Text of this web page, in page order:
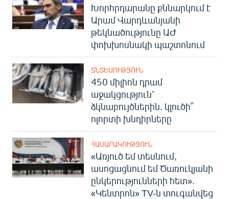
Խորհրդարանը քննարկում է
Արամ Վարդևանյանի
թեկնածությունը ԱԺ
փոխխոսնակի պաշտոնում
ՏՆՏԵՍՈՒԹՅՈՒՆ
450 միլիոն դրամ
աջակցություն՝
ձկնաբույծներին. կլուծի՞
ոլորտի խնդիրները
ՀԱՍԱՐԱԿՈՒԹՅՈՒՆ
«Առյուծ եմ տեսնում,
ասոցացնում եմ Ծառուկյանի
ընկերությունների հետ».
«Կենտրոն» TV-ն տուգանվեց